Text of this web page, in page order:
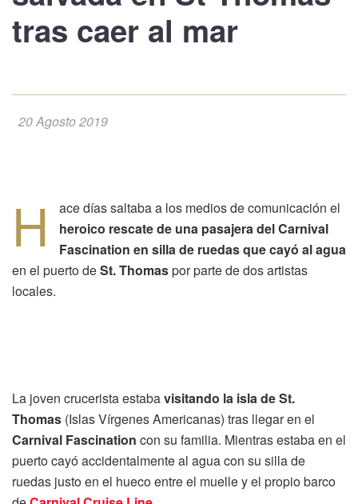
tras caer al mar
20 Agosto 2019
H
ace días saltaba a los medios de comunicación el
heroico rescate de una pasajera del Carnival
Fascination en silla de ruedas que cayó al agua
en el puerto deSt. Thomaspor parte de dos artistas
locales.
La joven crucerista estabavisitando la isla de St.
Thomas (Islas Vírgenes Americanas) tras llegar en el
Carnival Fascination con su familia. Mientras estaba en el
puerto cayó accidentalmente al agua con su silla de
ruedas justo en el hueco entre el muelle y el propio barco